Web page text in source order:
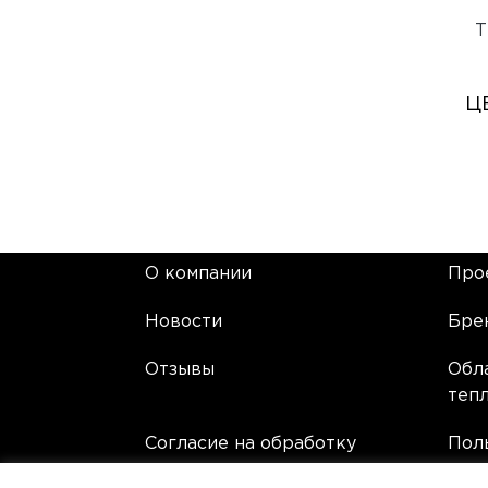
О компании
Новости
Отзывы
Согласие на обработку